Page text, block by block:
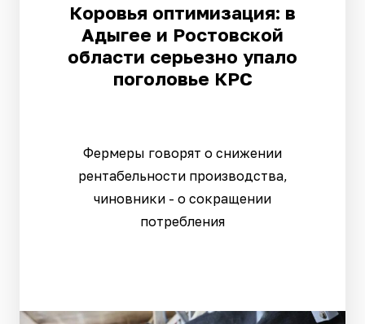
Коровья оптимизация: в
Адыгее и Ростовской
области серьезно упало
поголовье КРС
Фермеры говорят о снижении
рентабельности производства,
чиновники - о сокращении
потребления